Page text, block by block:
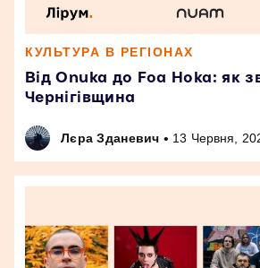
КУЛЬТУРА В РЕГІОНАХ
Від Onuka до Foa Hoka: як
Чернігівщина
Лєра Зданевич • 13 Червня,